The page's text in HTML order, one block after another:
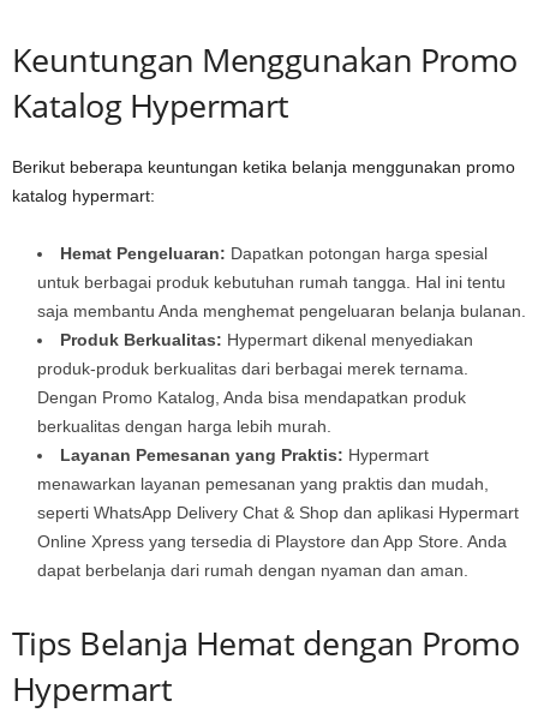
Keuntungan Menggunakan Promo
Katalog Hypermart
Berikut beberapa keuntungan ketika belanja menggunakan promo
katalog hypermart:
Hemat Pengeluaran: Dapatkan potongan harga spesial
untuk berbagai produk kebutuhan rumah tangga. Hal ini tentu
saja membantu Anda menghemat pengeluaran belanja bulanan.
Produk Berkualitas: Hypermart dikenal menyediakan
produk-produk berkualitas dari berbagai merek ternama.
Dengan Promo Katalog, Anda bisa mendapatkan produk
berkualitas dengan harga lebih murah.
Layanan Pemesanan yang Praktis: Hypermart
menawarkan layanan pemesanan yang praktis dan mudah,
seperti WhatsApp Delivery Chat & Shop dan aplikasi Hypermart
Online Xpress yang tersedia di Playstore dan App Store. Anda
dapat berbelanja dari rumah dengan nyaman dan aman.
Tips Belanja Hemat dengan Promo
Hypermart